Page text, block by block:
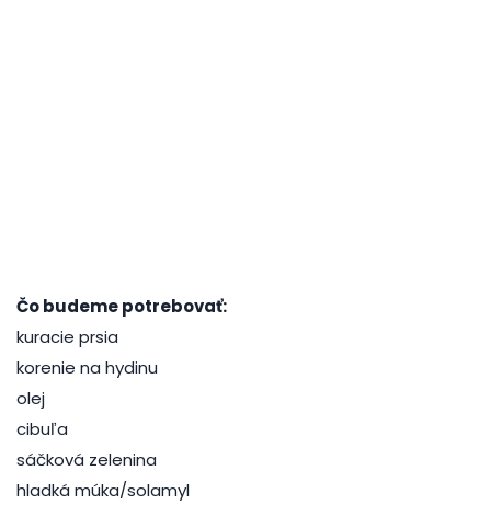
Čo budeme potrebovať:
kuracie prsia
korenie na hydinu
olej
cibuľa
sáčková zelenina
hladká múka/solamyl